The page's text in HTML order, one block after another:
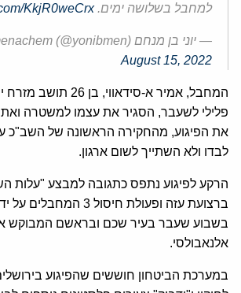
למחבל בשלושה ימים.KkjR0weCrx
— יוני בן מנחם yoni ben menachem (@yonibmen)
August 15, 2022
המחבל, אמיר א-סידאווי,
פלילי לשעבר, הסגיר את עצמו למשטרה
את הפיגוע, מהחקירה הראשונה של השב"כ
לבדו ולא השתייך לשום ארגון.
הרקע לפיגוע נתפס כתגובה למבצע "עלות
ברצועת עזה ופעולת חיסול 3
בשבוע שעבר בעיר שכם ובראשם המבוקש
אלנאבולסי.
במערכת הביטחון חוששים שהפיגוע